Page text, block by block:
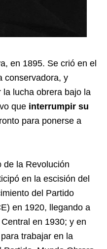
en 1895. Se crió en el
conservadora, y
lucha obrera bajo la
que interrumpir su
para ponerse a
de la Revolución
en la escisión del
del Partido
en 1920, llegando a
en 1930; y en
trabajar en la